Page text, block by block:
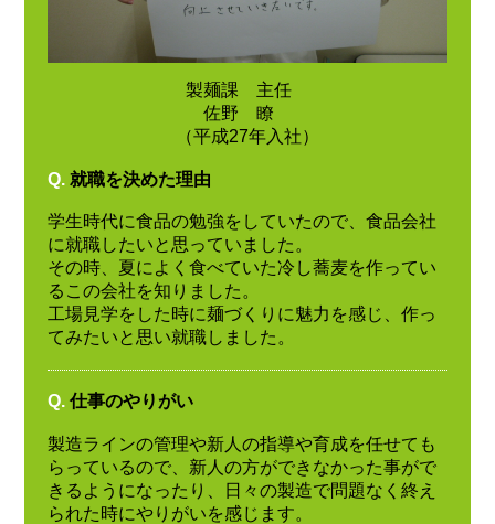
製麺課 主任
佐野 瞭
（平成27年入社）
Q. 就職を決めた理由
学生時代に食品の勉強をしていたので、食品会社
に就職したいと思っていました。
その時、夏によく食べていた冷し蕎麦を作ってい
るこの会社を知りました。
工場見学をした時に麺づくりに魅力を感じ、作っ
てみたいと思い就職しました。
Q. 仕事のやりがい
製造ラインの管理や新人の指導や育成を任せても
らっているので、新人の方ができなかった事がで
きるようになったり、日々の製造で問題なく終え
られた時にやりがいを感じます。